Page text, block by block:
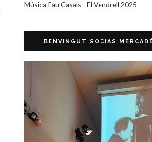
Música Pau Casals - El Vendrell 2025
BENVINGUT SOCIAS MERCADÉ